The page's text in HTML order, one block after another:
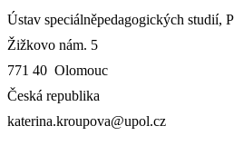
Ústav speciálněpedagogických studií,
Žižkovo nám. 5
771 40 Olomouc
Česká republika
katerina.kroupova@upol.cz